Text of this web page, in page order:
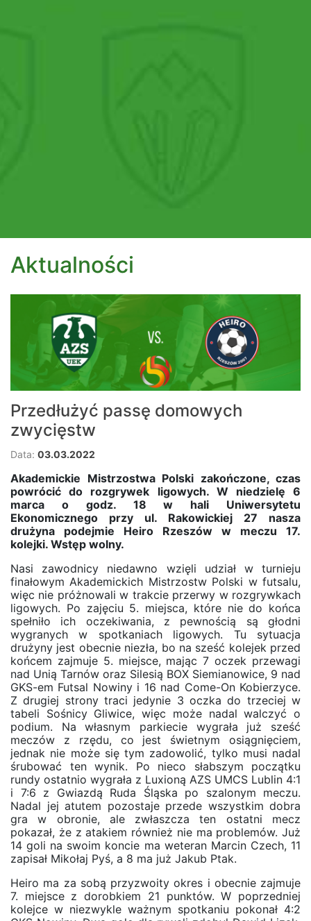
Aktualności
Przedłużyć passę domowych
zwycięstw
Data: 03.03.2022
Akademickie Mistrzostwa Polski zakończone, czas
powrócić do rozgrywek ligowych. W niedzielę 6
marca o godz. 18 w hali Uniwersytetu
Ekonomicznego przy ul. Rakowickiej 27 nasza
drużyna podejmie Heiro Rzeszów w meczu 17.
kolejki. Wstęp wolny.
Nasi zawodnicy niedawno wzięli udział w turnieju
finałowym Akademickich Mistrzostw Polski w futsalu,
więc nie próżnowali w trakcie przerwy w rozgrywkach
ligowych. Po zajęciu 5. miejsca, które nie do końca
spełniło ich oczekiwania, z pewnością są głodni
wygranych w spotkaniach ligowych. Tu sytuacja
drużyny jest obecnie niezła, bo na sześć kolejek przed
końcem zajmuje 5. miejsce, mając 7 oczek przewagi
nad Unią Tarnów oraz Silesią BOX Siemianowice, 9 nad
GKS-em Futsal Nowiny i 16 nad Come-On Kobierzyce.
Z drugiej strony traci jedynie 3 oczka do trzeciej w
tabeli Sośnicy Gliwice, więc może nadal walczyć o
podium. Na własnym parkiecie wygrała już sześć
meczów z rzędu, co jest świetnym osiągnięciem,
jednak nie może się tym zadowolić, tylko musi nadal
śrubować ten wynik. Po nieco słabszym początku
rundy ostatnio wygrała z Luxioną AZS UMCS Lublin 4:1
i 7:6 z Gwiazdą Ruda Śląska po szalonym meczu.
Nadal jej atutem pozostaje przede wszystkim dobra
gra w obronie, ale zwłaszcza ten ostatni mecz
pokazał, że z atakiem również nie ma problemów. Już
14 goli na swoim koncie ma weteran Marcin Czech, 11
zapisał Mikołaj Pyś, a 8 ma już Jakub Ptak.
Heiro ma za sobą przyzwoity okres i obecnie zajmuje
7. miejsce z dorobkiem 21 punktów. W poprzedniej
kolejce w niezwykle ważnym spotkaniu pokonał 4:2